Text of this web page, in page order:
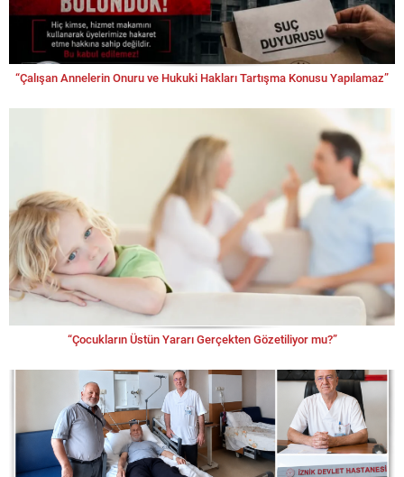
Rahim ÖZ
Başkent Olmanın Kültürel Sorumluluğu: Ankara
ve Yerel Yönetimlerin Sanat Serüveni
Saye YILMAZ
Gıda Teröristleri ve Plastik Tabak Dönemi
Şerafettin ÇENGEL
Bahrül Meyyit (Dead Sea) – Lut Gölü – Ölü Deniz:
Dünyanın En Derin Yaşam Alanında Jeolojik Bir
Yolculuk
Yücel AKYÜREKLİ
ORMAN YANARSA, GELECEĞİMİZ KARARIR
“Sonra”mı diyorsunuz?
“Çalışan Annelerin Onuru ve Hukuki Hakları Tartışma Konusu Yapılamaz”
“Çocukların Üstün Yararı Gerçekten Gözetiliyor mu?”